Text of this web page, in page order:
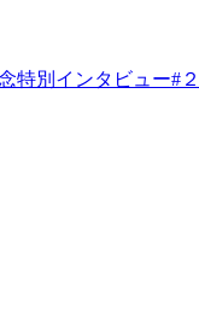
特別インタビュー#２